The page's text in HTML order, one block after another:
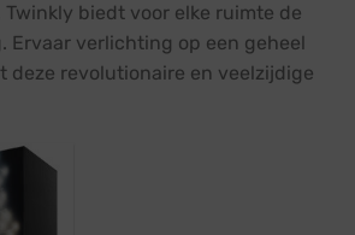
Twinkly biedt voor elke ruimte de
Ervaar verlichting op een geheel
deze revolutionaire en veelzijdige